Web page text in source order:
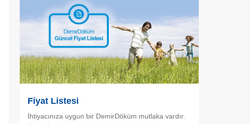
Fiyat Listesi
İhtiyacınıza uygun bir DemirDöküm mutlaka vardır.